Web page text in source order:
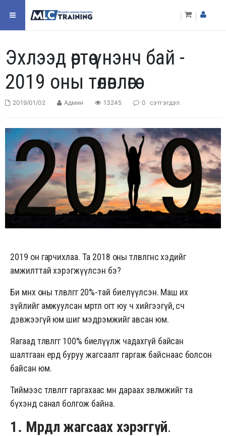
Эхлээд өөртөө үнэнч бай -
2019 оны төлөвлөгөө
2019/01/02 Админ 13245 0 сэтгэгдэл
2019 он гарчихлаа. Та 2018 оны төлөвлөгөөнөөсөө хэдийг
амжилттай хэрэгжүүлсэн бэ?
Би өмнөх оны төлөвлөгөөгөө 20%-тай биелүүлсэн. Маш их
зүйлийг амжуулсан мөртлөө огт юу ч хийгээгүй, өсч
дэвжээгүй юм шиг мэдрэмжийг авсан юм.
Яагаад төлөвлөгөөгөө 100% биелүүлж чадахгүй байсан
шалтгаан ердөө буруу жагсаалт гаргаж байснаас болсон
байсан юм.
Тиймээс төлөвлөгөөг гаргахаас өмнө дараах зөвлөмжийг та
бүхэнд санал болгож байна.
1. Мөрөөдлөө жагсаах хэрэггүй.